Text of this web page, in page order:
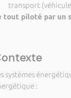
transport
tout piloté par un
systèmes
: